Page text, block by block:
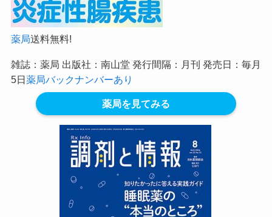
薬局送料無料!
雑誌：薬局 出版社：南山堂 発行間隔：月刊 発売日：毎月
5日薬局バックナンバーあり
薬局を見てみる